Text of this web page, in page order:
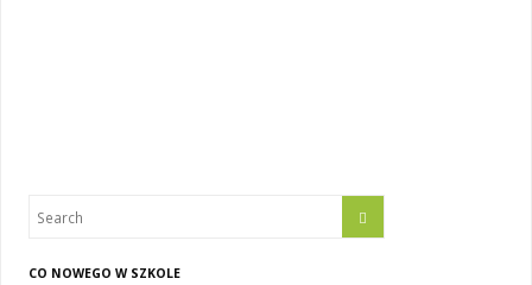
CO NOWEGO W SZKOLE